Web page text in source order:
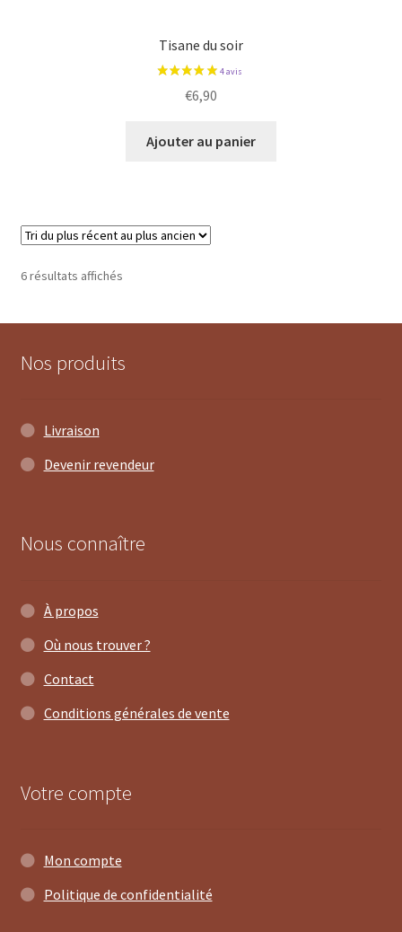
Tisane du soir
€6,90
Ajouter au panier
6 résultats affichésTrié
plus
Nos produits
Livraison
Devenir revendeur
Nous connaître
À propos
Où nous trouver ?
Contact
Conditions générales de vente
Votre compte
Mon compte
Politique de confidentialité